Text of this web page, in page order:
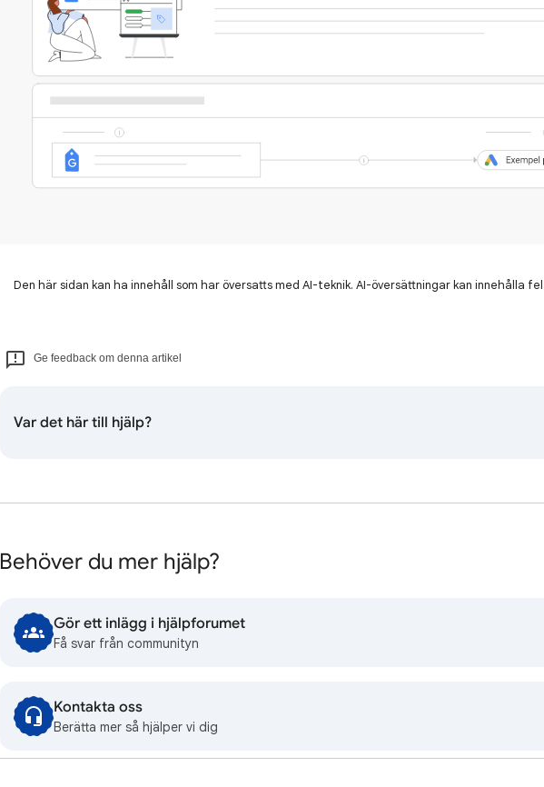
Den här sidan kan ha innehåll som har översatts med AI-teknik. AI-översättningar kan innehålla
Ge feedback om denna artikel
Var det här till hjälp?
Behöver du mer hjälp?
Gör ett inlägg i hjälpforumet
Få svar från communityn
Kontakta oss
Berätta mer så hjälper vi dig